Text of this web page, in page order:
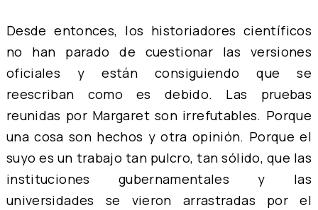
Desde entonces, los historiadores científicos
no han parado de cuestionar las versiones
oficiales y están consiguiendo que se
reescriban como es debido. Las pruebas
reunidas por Margaret son irrefutables. Porque
una cosa son hechos y otra opinión. Porque el
suyo es un trabajo tan pulcro, tan sólido, que las
instituciones gubernamentales y las
universidades se vieron arrastradas por el